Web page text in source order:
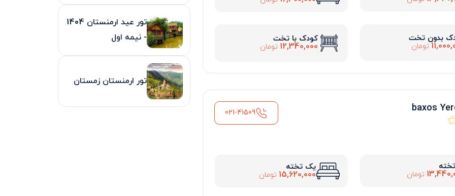
بدون تخت
تومان
کودک با تخت
12,340,000 تومان
021-41509
تومان
یک تخته
15,620,000 تومان
تور عید ارمنستان 1404
- نیمه اول
تور ارمنستان زمستان